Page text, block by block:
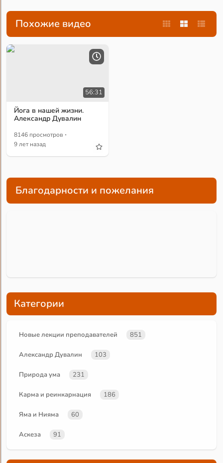
Похожие видео
56:31
Йога в нашей жизни.
Александр Дувалин
8146 просмотров ·
9 лет назад
Благодарности и пожелания
Категории
Новые лекции преподавателей 851
Александр Дувалин 103
Природа ума 231
Карма и реинкарнация 186
Яма и Нияма 60
Аскеза 91